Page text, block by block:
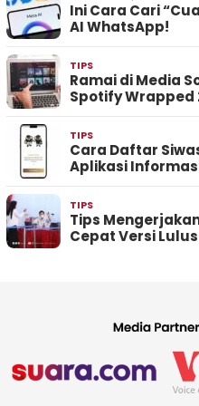
Ini Cara Cari
AI WhatsApp!
TIPS
Ramai di Media
Spotify Wrapped
TIPS
Cara Daftar
Aplikasi
TIPS
Tips
Cepat Versi